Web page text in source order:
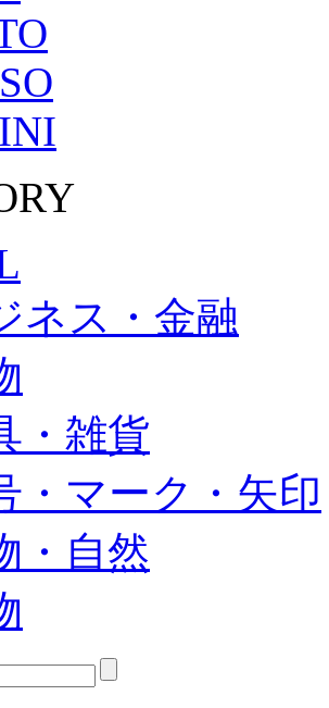
ネス・金融
・雑貨
・マーク・矢印
・自然